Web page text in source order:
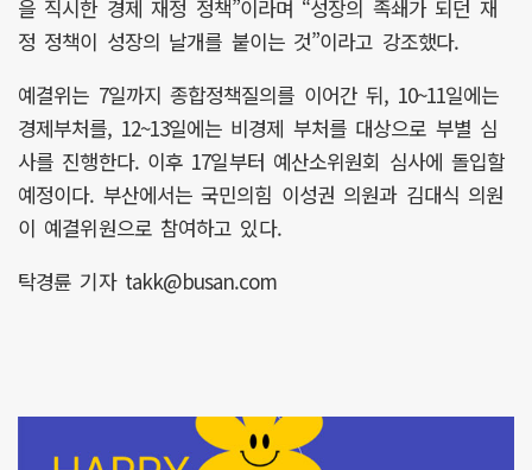
을 직시한 경제 재정 정책”이라며 “성장의 족쇄가 되던 재
정 정책이 성장의 날개를 붙이는 것”이라고 강조했다.
예결위는 7일까지 종합정책질의를 이어간 뒤, 10~11일에는
경제부처를, 12~13일에는 비경제 부처를 대상으로 부별 심
사를 진행한다. 이후 17일부터 예산소위원회 심사에 돌입할
예정이다. 부산에서는 국민의힘 이성권 의원과 김대식 의원
이 예결위원으로 참여하고 있다.
탁경륜 기자 takk@busan.com